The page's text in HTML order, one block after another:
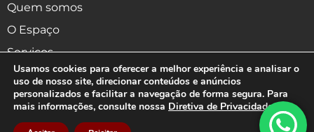
Quem somos
O Espaço
Serviços
Conheça +
Orçamento
Usamos cookies para oferecer a melhor experiência e analisar o
uso de nosso site, direcionar conteúdos e anúncios
personalizados e facilitar a navegação de forma segura. Para
mais informações, consulte nossa Diretiva de Privacidade.